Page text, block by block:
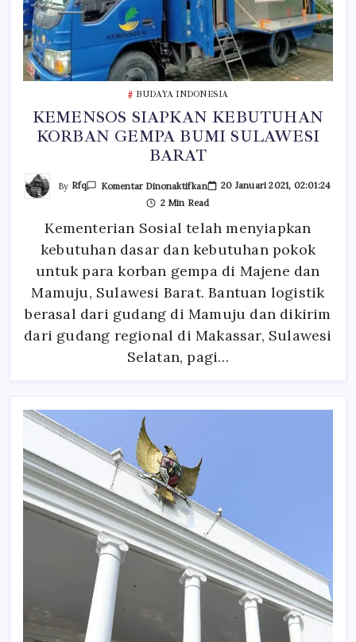
BUDAYA INDONESIA
KEMENSOS SIAPKAN KEBUTUHAN
KORBAN GEMPA BUMI SULAWESI
BARAT
By Rfq Komentar DinonaktifkanPada
SIAPKAN
KORBAN
GEMPA
BUMI
SULAWESI
BARAT
20 Januari 2021, 02:01:24
2 Min Read
Kementerian Sosial telah menyiapkan
kebutuhan dasar dan kebutuhan pokok
untuk para korban gempa di Majene dan
Mamuju, Sulawesi Barat. Bantuan logistik
berasal dari gudang di Mamuju dan dikirim
dari gudang regional di Makassar, Sulawesi
Selatan, pagi…